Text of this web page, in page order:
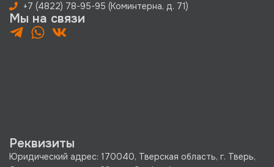
+7 (4822) 78-95-95 (Коминтерна, д. 71)
Мы на связи
Реквизиты
Юридический адрес: 170040, Тверская область, г. Тверь,